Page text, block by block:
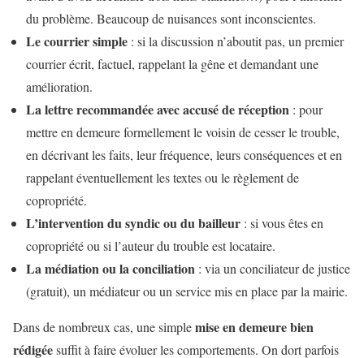
du problème. Beaucoup de nuisances sont inconscientes.
Le courrier simple : si la discussion n’aboutit pas, un premier
courrier écrit, factuel, rappelant la gêne et demandant une
amélioration.
La lettre recommandée avec accusé de réception : pour
mettre en demeure formellement le voisin de cesser le trouble,
en décrivant les faits, leur fréquence, leurs conséquences et en
rappelant éventuellement les textes ou le règlement de
copropriété.
L’intervention du syndic ou du bailleur : si vous êtes en
copropriété ou si l’auteur du trouble est locataire.
La médiation ou la conciliation : via un conciliateur de justice
(gratuit), un médiateur ou un service mis en place par la mairie.
Dans de nombreux cas, une simplemise en demeure bien
rédigéesuffit à faire évoluer les comportements. On dort parfois